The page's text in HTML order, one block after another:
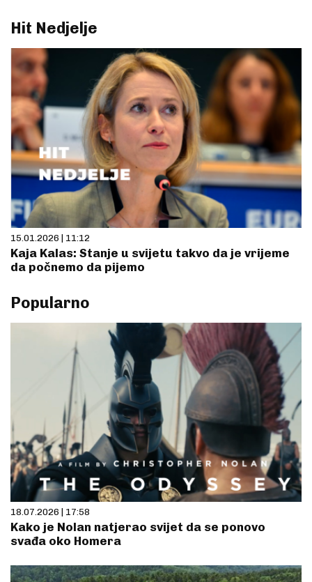
Hit Nedjelje
15.01.2026 | 11:12
Kaja Kalas: Stanje u svijetu takvo da je vrijeme
da počnemo da pijemo
Popularno
18.07.2026 | 17:58
Kako je Nolan natjerao svijet da se ponovo
svađa oko Homera